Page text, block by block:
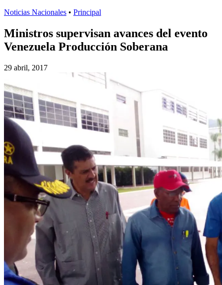
Noticias Nacionales • Principal
Ministros supervisan avances del evento
Venezuela Producción Soberana
29 abril, 2017